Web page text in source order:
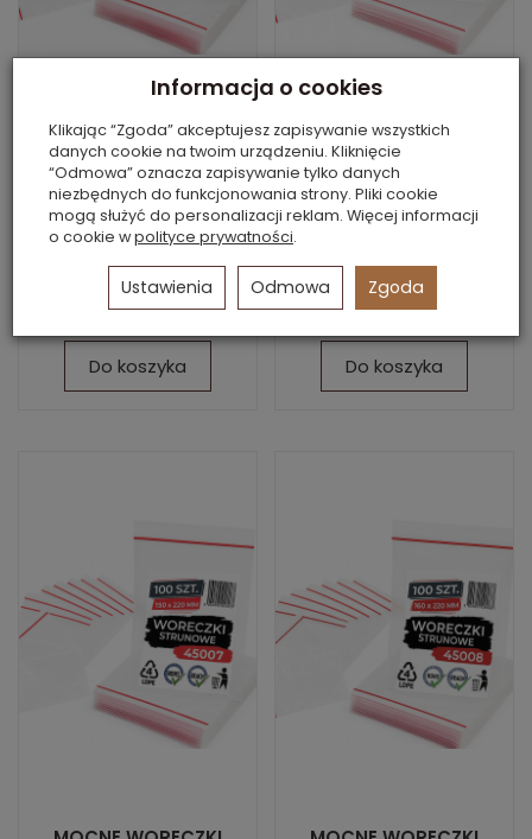
MOCNE WORECZKI
STRUNOWE 120 x 180
MM
Dostępne
ZESTAW 100 SZTUK,
GRUBE 50 MIC
6,75 zł
Do koszyka
MOCNE WORECZKI
STRUNOWE 150 x 200
MM
Dostępne
GRUBE 50 MIC
8,56 zł
Do koszyka
Informacja o cookies
Klikając “Zgoda” akceptujesz zapisywanie wszystkich
danych cookie na twoim urządzeniu. Kliknięcie
“Odmowa” oznacza zapisywanie tylko danych
niezbędnych do funkcjonowania strony. Pliki cookie
mogą służyć do personalizacji reklam. Więcej informacji
o cookie wpolityce prywatności.
Ustawienia Odmowa Zgoda